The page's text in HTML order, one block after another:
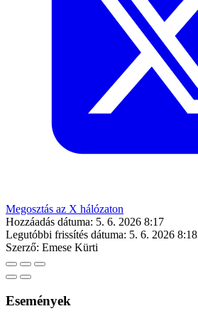
Megosztás az X hálózaton
Hozzáadás dátuma: 5. 6. 2026 8:17
Legutóbbi frissítés dátuma: 5. 6. 2026 8:18
Szerző: Emese Kürti
Események